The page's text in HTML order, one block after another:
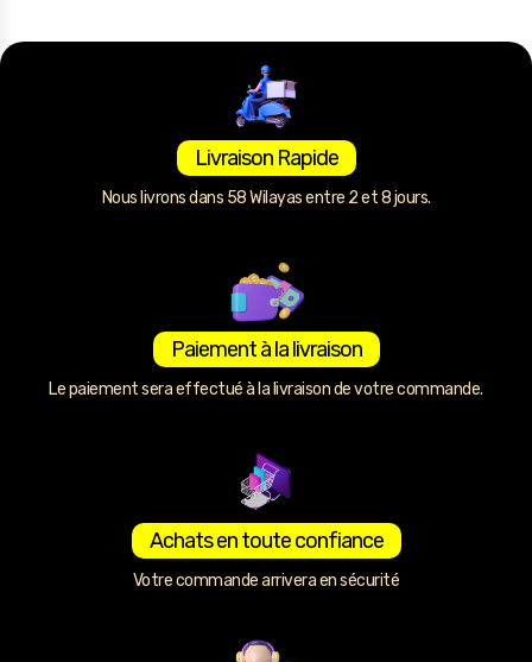
Livraison Rapide
Nous livrons dans 58 Wilayas entre 2 et 8 jours.
Paiement à la livraison
Le paiement sera effectué à la livraison de votre commande.
Achats en toute confiance
Votre commande arrivera en sécurité